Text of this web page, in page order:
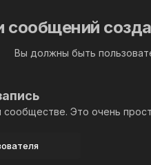
Вы должны быть
Это очень